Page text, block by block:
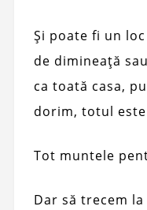
Și poate fi un
de dimineață
ca toată casa,
dorim, totul
Tot muntele
Dar să trecem